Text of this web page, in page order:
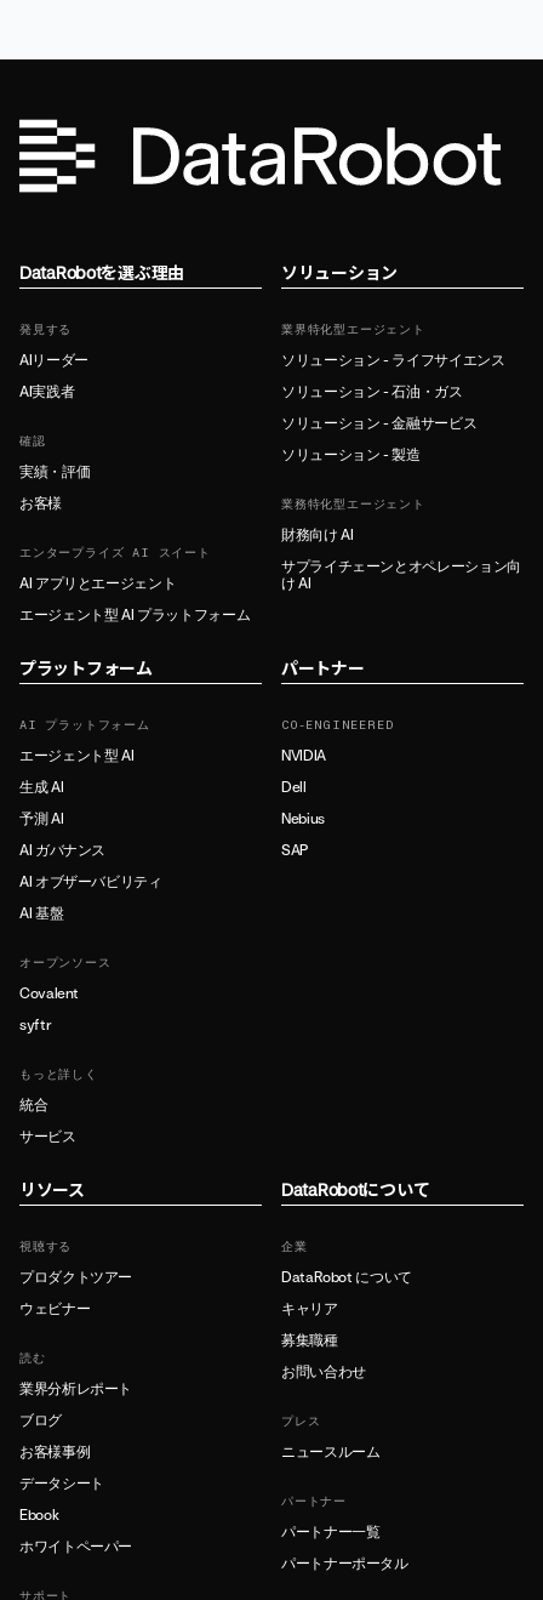
DataRobotを選ぶ理由
発見する
AIリーダー
AI実践者
確認
実績・評価
お客様
エンタープライズ AI スイート
AI アプリとエージェント
エージェント型 AI プラットフォーム
ソリューション
業界特化型エージェント
ソリューション - ライフサイエンス
ソリューション - 石油・ガス
ソリューション - 金融サービス
ソリューション - 製造
業務特化型エージェント
財務向け AI
サプライチェーンとオペレーション向
け AI
プラットフォーム
AI プラットフォーム
エージェント型 AI
生成 AI
予測 AI
AI ガバナンス
AI オブザーバビリティ
AI 基盤
オープンソース
Covalent
syftr
もっと詳しく
統合
サービス
パートナー
CO-ENGINEERED
NVIDIA
Dell
Nebius
SAP
リソース
視聴する
プロダクトツアー
ウェビナー
読む
業界分析レポート
ブログ
お客様事例
データシート
Ebook
ホワイトペーパー
サポート
DataRobotについて
企業
DataRobot について
キャリア
募集職種
お問い合わせ
プレス
ニュースルーム
パートナー
パートナー一覧
パートナーポータル